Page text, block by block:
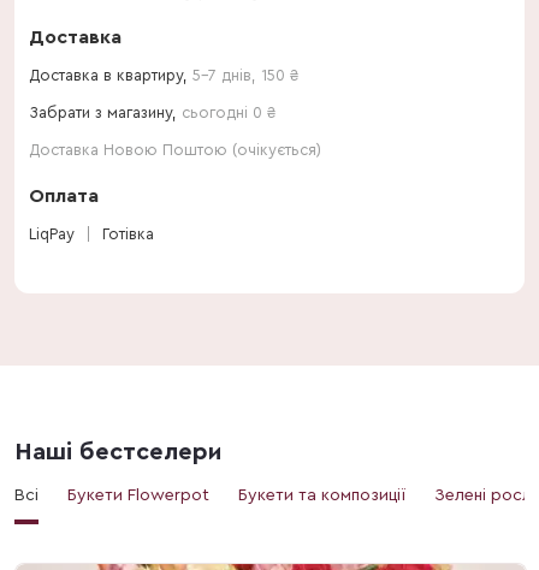
Доставка
Доставка в квартиру, 5-7 днів 150 ₴
Забрати з магазину, сьогодні 0 ₴
Доставка Новою Поштою (очікується)
Оплата
LiqPay Готівка
Наші бестселери
Всі Букети Flowerpot Букети та композиції Зелені